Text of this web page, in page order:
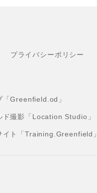
プライバシーポリシー
「Greenfield.od」
ド撮影「Location Studio」
イト「Training.Greenfield」